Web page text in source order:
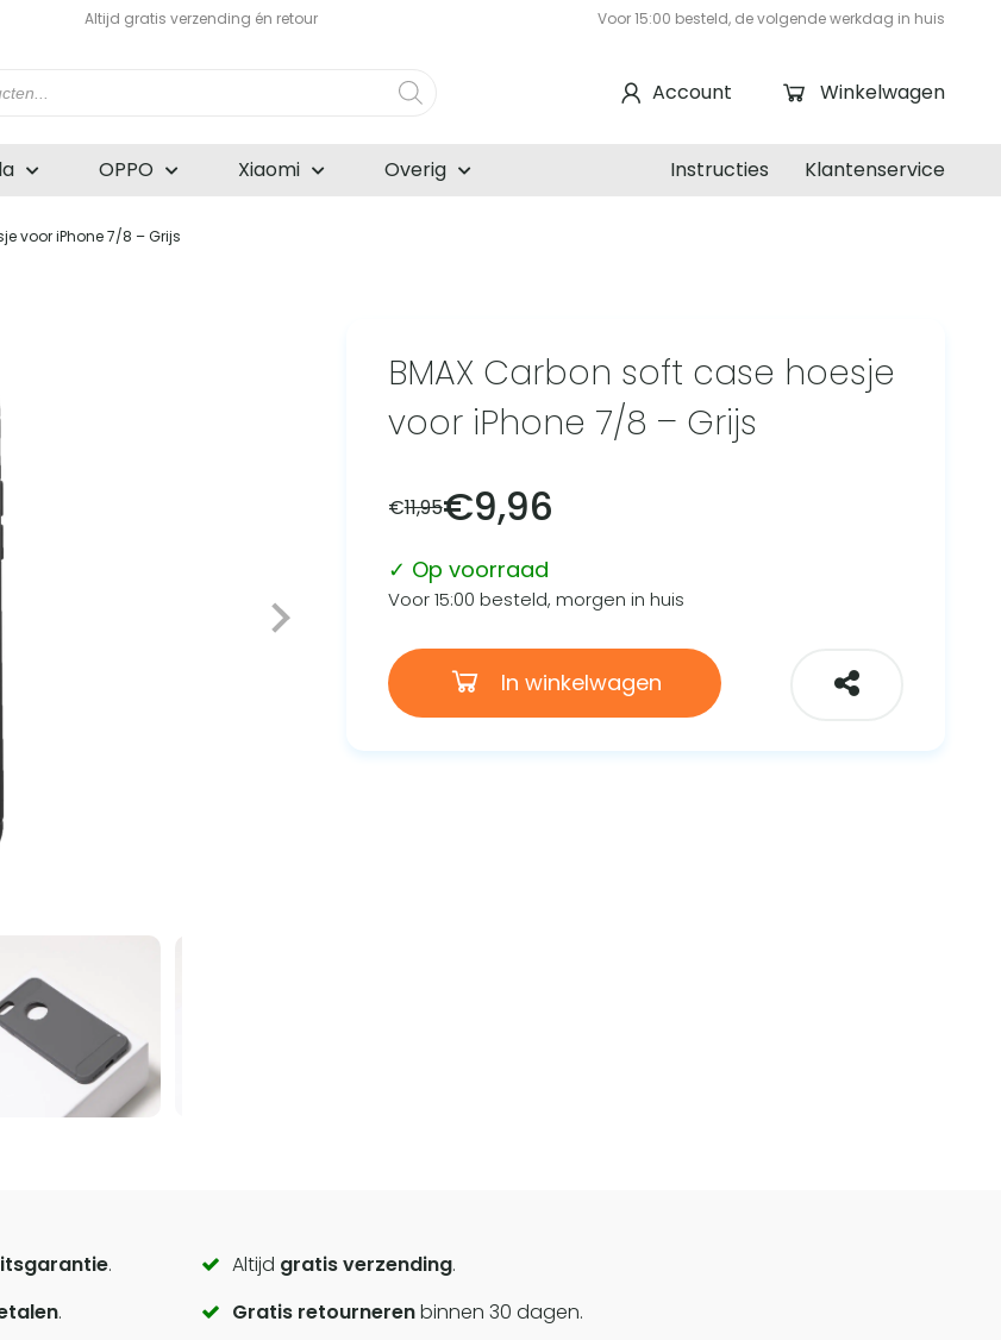
Altijd gratis verzending én retour Voor 15:00 besteld, de volgende werkdag in huis
Winkelwagen
Account
OPPO Xiaomi Overig Klantenservice
Instructies
voor iPhone 7/8 – Grijs
BMAX Carbon soft case hoesje
voor iPhone 7/8 – Grijs
€11,95€9,96
✓ Op voorraad
Voor 15:00 besteld, morgen in huis
In winkelwagen
. Altijd gratis verzending.
. Gratis retournerenbinnen 30 dagen.